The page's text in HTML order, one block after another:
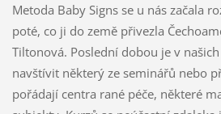
Metoda Baby Signs se u nás začala
poté, co ji do země přivezla
Tiltonová. Poslední dobou je v
navštívit některý ze seminářů nebo
pořádají centra rané péče, některé